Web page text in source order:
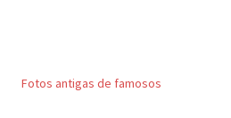
Fotos antigas de famosos